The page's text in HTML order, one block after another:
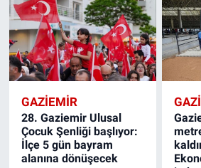
GAZIEMIR
28. Gaziemir Ulusal
Çocuk Şenliği başlıyor:
İlçe 5 gün bayram
alanına dönüşecek